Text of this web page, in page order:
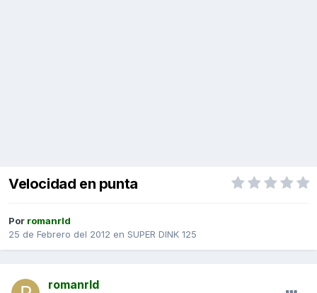
Velocidad en punta
Por romanrld
25 de Febrero del 2012 en SUPER DINK 125
romanrld